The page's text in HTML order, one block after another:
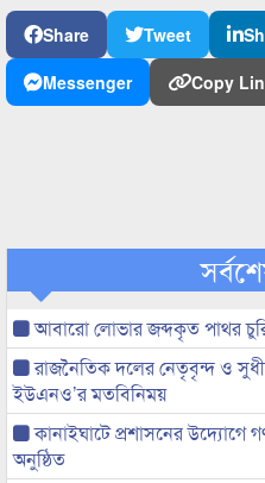
Share Tweet
Messenger
Copy
আবারো লোভার জব্দকৃত পাথর
রাজনৈতিক দলের নেতৃবৃন্দ ও
ইউএনও’র মতবিনিময়
কানাইঘাটে প্রশাসনের উদ্যোগে
অনুষ্ঠিত